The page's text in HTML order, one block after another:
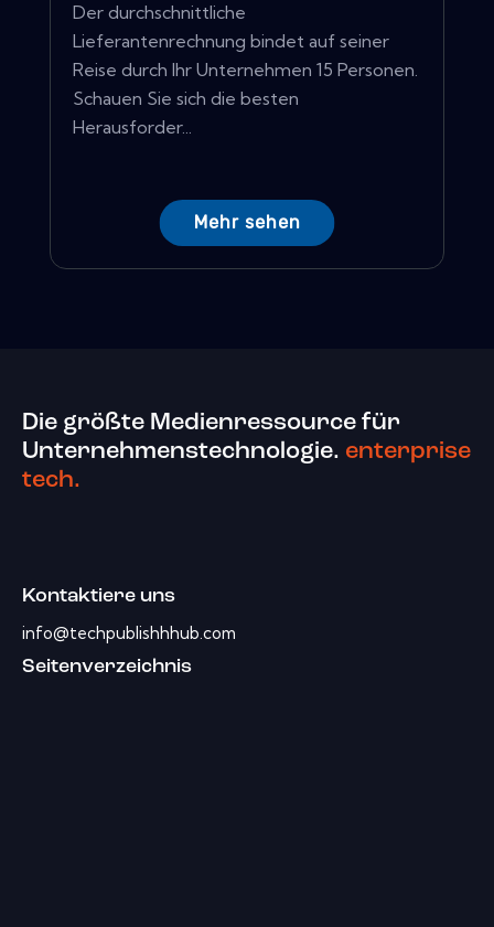
Der durchschnittliche
Lieferantenrechnung bindet auf seiner
Reise durch Ihr Unternehmen 15 Personen.
Schauen Sie sich die besten
Herausforder...
Mehr sehen
Die größte Medienressource für
Unternehmenstechnologie. enterprise
tech.
Kontaktiere uns
info@techpublishhhub.com
Seitenverzeichnis